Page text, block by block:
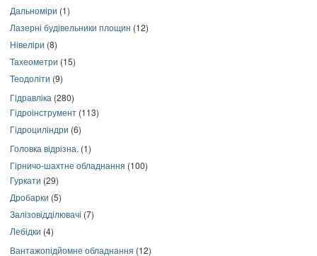
Дальноміри (1)
Лазерні будівельники площин (12)
Нівеліри (8)
Тахеометри (15)
Теодоліти (9)
Гідравліка (280)
Гідроінструмент (113)
Гідроциліндри (6)
Головка відрізна. (1)
Гірничо-шахтне обладнання (100)
Гуркати (29)
Дробарки (5)
Залізовідділювачі (7)
Лебідки (4)
Вантажопідйомне обладнання (12)